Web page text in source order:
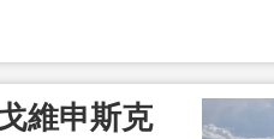
維申斯克